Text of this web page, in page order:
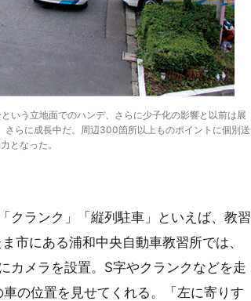
いう立地面でのハンデ、さらに少子化の影響と以前は展
らに成長中だ。周辺300箇所以上ものポイントに個別送
となった。
クランク」「縦列駐車」といえば、教習
市にある浦和中央自動車教習所では、
カメラを設置。S字やクランクなどを走
の位置を見せてくれる。「左に寄りす